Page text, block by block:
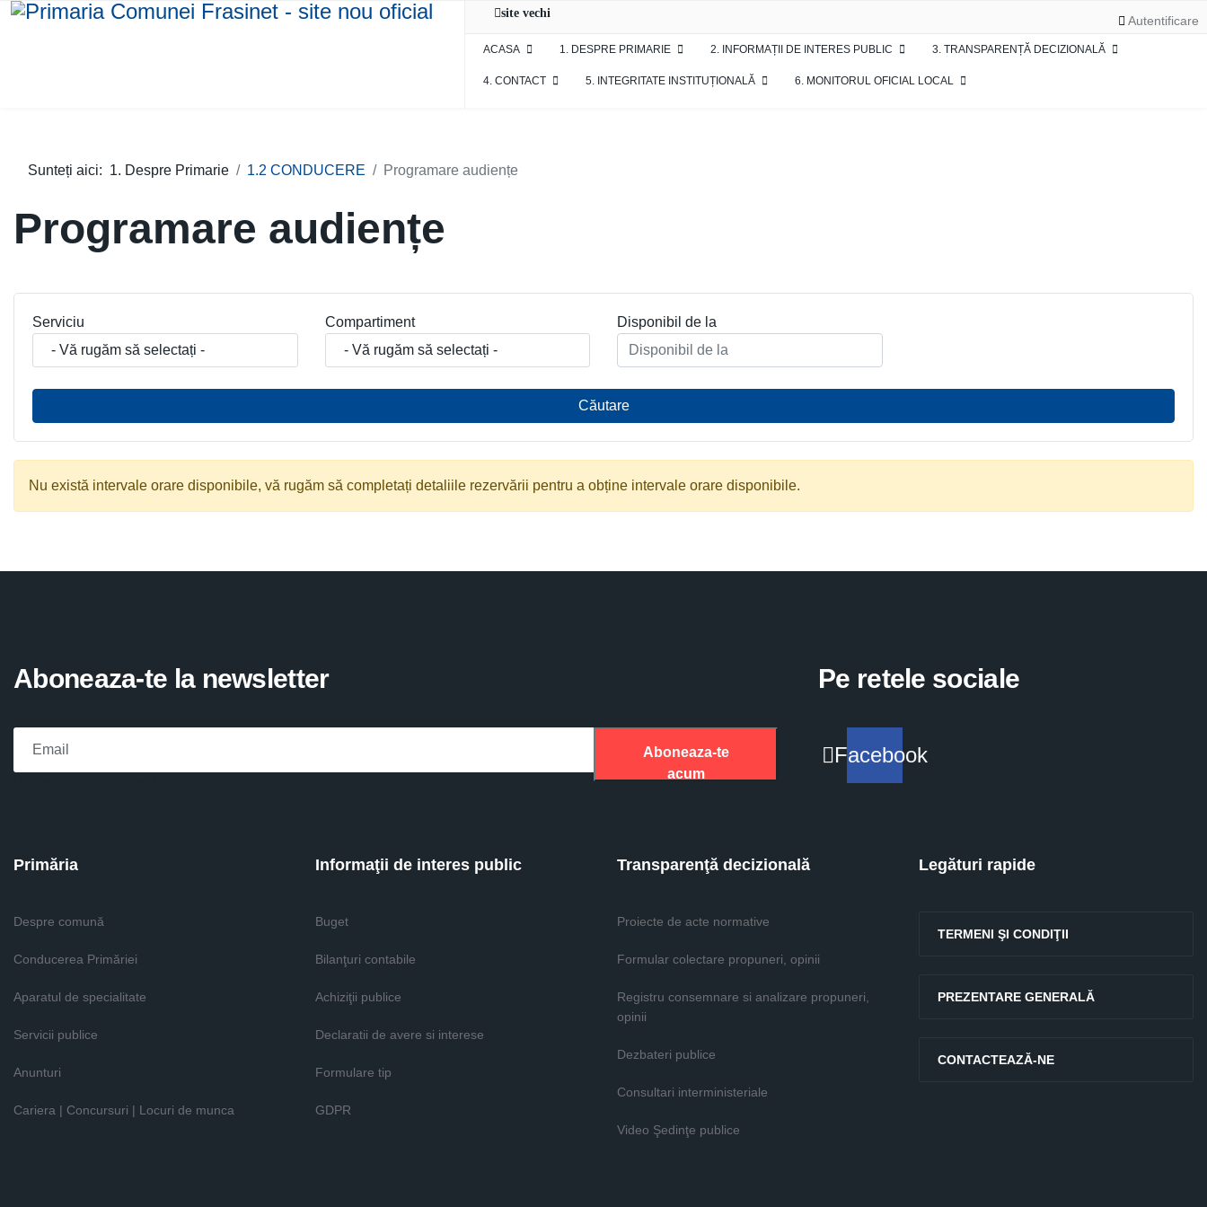
site vechi
Autentificare
ACASA 1. DESPRE PRIMARIE 2. INFORMAȚII DE INTERES PUBLIC 3. TRANSPARENȚĂ DECIZIONALĂ
4. CONTACT 5. INTEGRITATE INSTITUȚIONALĂ 6. MONITORUL OFICIAL LOCAL
Sunteți aici: 1. Despre Primarie 1.2 CONDUCERE Programare audiențe
Programare audiențe
Serviciu Compartiment Disponibil de la
Căutare
Nu există intervale orare disponibile, vă rugăm să completați detaliile rezervării pentru a obține intervale orare disponibile.
Aboneaza-te la newsletter
Aboneaza-te
acum
Pe retele sociale
Facebook
Primăria
Despre comună
Conducerea Primăriei
Aparatul de specialitate
Servicii publice
Anunturi
Cariera | Concursuri | Locuri de munca
Informaţii de interes public
Buget
Bilanţuri contabile
Achiziţii publice
Declaratii de avere si interese
Formulare tip
GDPR
Transparenţă decizională
Proiecte de acte normative
Formular colectare propuneri, opinii
Registru consemnare si analizare propuneri,
opinii
Dezbateri publice
Consultari interministeriale
Video Şedinţe publice
Legături rapide
TERMENI ŞI CONDIŢII
PREZENTARE GENERALĂ
CONTACTEAZĂ-NE